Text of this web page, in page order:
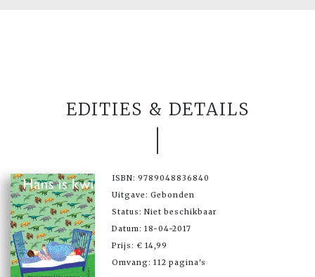
EDITIES & DETAILS
ISBN: 9789048836840
Uitgave: Gebonden
Status: Niet beschikbaar
Datum: 18-04-2017
Prijs: € 14,99
Omvang: 112 pagina's